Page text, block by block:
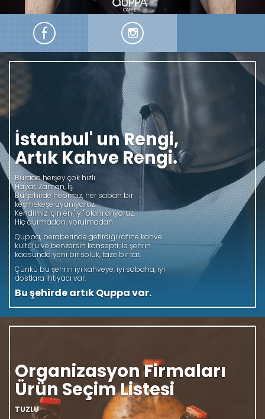
Kendini Tazeliğe Bırak
Quppa Caffe, orijinal kahve çekirdeklerinden
gelen muhteşem aromalar, günlük taze
yiyecekler ve etkileyici ambiyansı ile İtalyan
tarzı zevkler sunar. Quppa Caffe’nin
kahvelerinde, tasarımlarında, şıklığında,
lezzetinde, kalitesinde, tazeliğinde ve
rafineliğinde, İtalyan esintileri hissedilir.
Quppa Caffe günün en zevkli anlarının
yaşandığı yerdir. Quppa' da kendiniz tazeliğe
bırakın.
Organizasyon Firmaları
Ürün Seçim Listesi
TUZLU